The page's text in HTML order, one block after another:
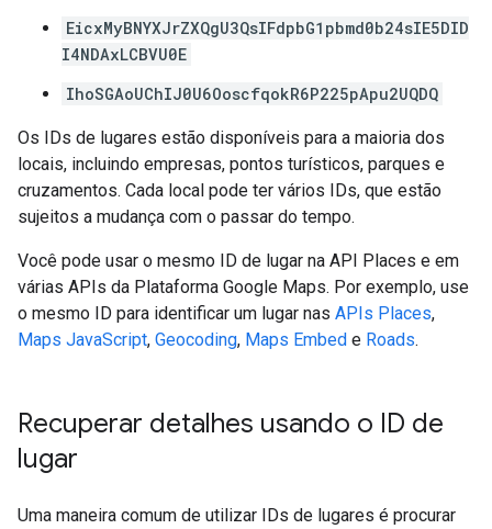
EicxMyBNYXJrZXQgU3QsIFdpbG1pbmd0b24sIE5DID
I4NDAxLCBVU0E
IhoSGAoUChIJ0U6OoscfqokR6P225pApu2UQDQ
Os IDs de lugares estão disponíveis para a maioria dos
locais, incluindo empresas, pontos turísticos, parques e
cruzamentos. Cada local pode ter vários IDs, que estão
sujeitos a mudança com o passar do tempo.
Você pode usar o mesmo ID de lugar na API Places e em
várias APIs da Plataforma Google Maps. Por exemplo, use
o mesmo ID para identificar um lugar nas APIs Places,
Maps JavaScript, Geocoding, Maps Embed e Roads.
Recuperar detalhes usando o ID de
lugar
Uma maneira comum de utilizar IDs de lugares é procurar